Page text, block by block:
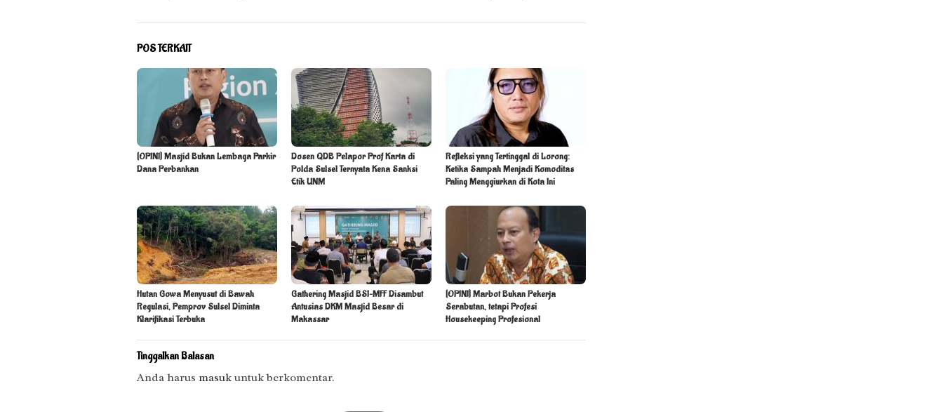
POS TERKAIT
[OPINI] Masjid Bukan Lembaga Parkir
Dana Perbankan
Dosen QDB Pelapor Prof Karta di
Polda Sulsel Ternyata Kena Sanksi
Etik UNM
Refleksi yang Tertinggal di Lorong:
Ketika Sampah Menjadi Komoditas
Paling Menggiurkan di Kota Ini
Hutan Gowa Menyusut di Bawah
Regulasi, Pemprov Sulsel Diminta
Klarifikasi Terbuka
Gathering Masjid BSI–MFF Disambut
Antusias DKM Masjid Besar di
Makassar
[OPINI] Marbot Bukan Pekerja
Serabutan, tetapi Profesi
Housekeeping Profesional
Tinggalkan Balasan
Anda harus masuk untuk berkomentar.